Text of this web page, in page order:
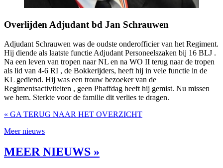
Overlijden Adjudant bd Jan Schrauwen
Adjudant Schrauwen was de oudste onderofficier van het Regiment.
Hij diende als laatste functie Adjudant Personeelszaken bij 16 BLJ .
Na een leven van tropen naar NL en na WO II terug naar de tropen
als lid van 4-6 RI , de Bokkerijders, heeft hij in vele functie in de
KL gediend. Hij was een trouw bezoeker van de
Regimentsactiviteiten , geen Phaffdag heeft hij gemist. Nu missen
we hem. Sterkte voor de familie dit verlies te dragen.
« GA TERUG NAAR HET OVERZICHT
Meer nieuws
MEER NIEUWS »